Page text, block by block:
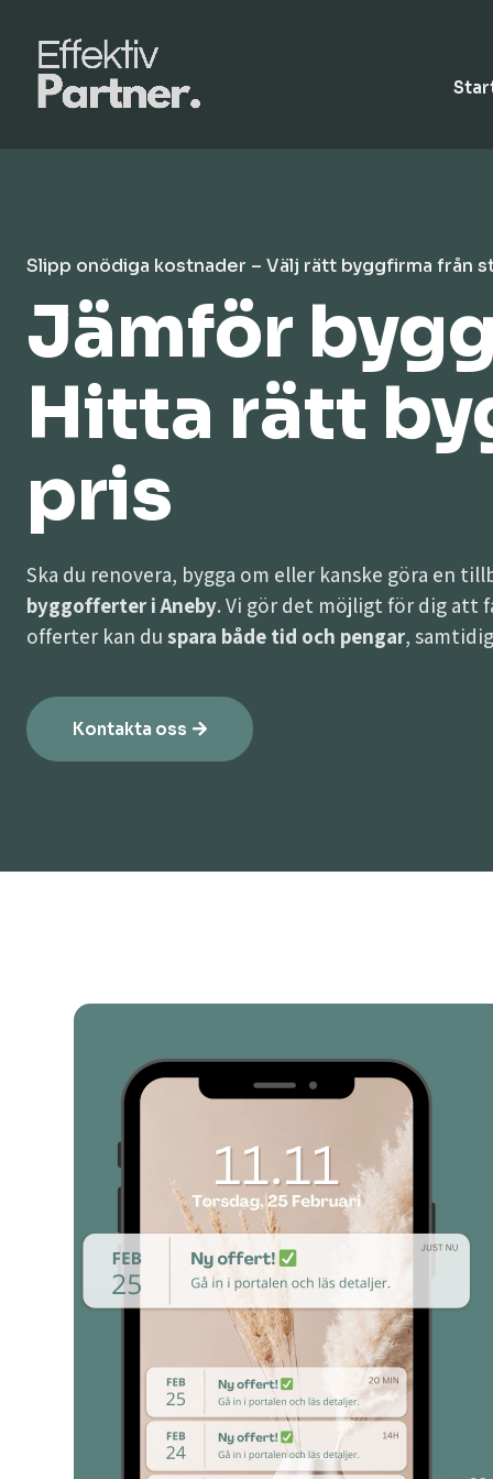
Slipp onödiga kostnader – Välj rätt byggfirma från
Jämför
Hitta rätt
pris
Ska du renovera, bygga om eller kanske göra en
byggofferter i Aneby. Vi gör det möjligt för dig att
offerter kan du spara både tid och pengar,
Kontakta oss